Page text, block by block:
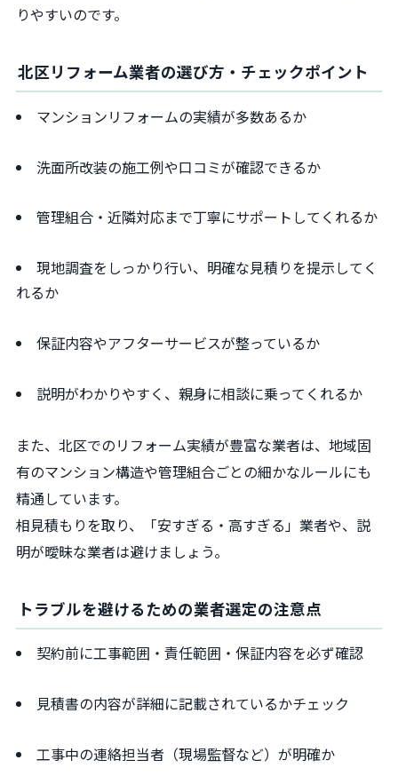
りやすいのです。
北区リフォーム業者の選び方・チェックポイント
マンションリフォームの実績が多数あるか
洗面所改装の施工例や口コミが確認できるか
管理組合・近隣対応まで丁寧にサポートしてくれるか
現地調査をしっかり行い、明確な見積りを提示してく
れるか
保証内容やアフターサービスが整っているか
説明がわかりやすく、親身に相談に乗ってくれるか
また、北区でのリフォーム実績が豊富な業者は、地域固
有のマンション構造や管理組合ごとの細かなルールにも
精通しています。
相見積もりを取り、「安すぎる・高すぎる」業者や、説
明が曖昧な業者は避けましょう。
トラブルを避けるための業者選定の注意点
契約前に工事範囲・責任範囲・保証内容を必ず確認
見積書の内容が詳細に記載されているかチェック
工事中の連絡担当者（現場監督など）が明確か